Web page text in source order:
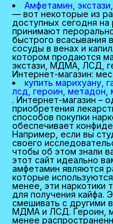
Амфетамин,
— вот некоторые из
доступных сегодня
принимают
быстрого всасывания
сосуды в венах и
котором продаются
экстази, МДМА, ЛСД,
Интернет-магазин:
купить марихуану,
лсд, героин, метадон,
. Интернет-магазин –
приобретения
способов покупки
обеспечивает
Например, если вы
своего
чтобы об этом знали
этот сайт идеально
амфетамин являются
которые
менее, эти наркотики
для получения кайфа.
смешивать с другими
МДМА и ЛСД. Героин,
менее